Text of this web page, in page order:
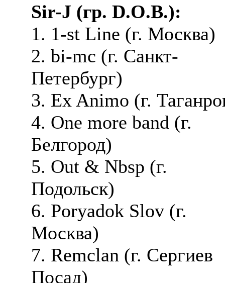
Sir-J (гр. D.O.B.):
1. 1-st Line (г. Москва)
2. bi-mc (г. Санкт-
Петербург)
3. Ex Animo (г.
4. One more band (г.
Белгород)
5. Out & Nbsp (г.
Подольск)
6. Poryadok Slov (г.
Москва)
7. Remclan (г. Сергиев
Посад)